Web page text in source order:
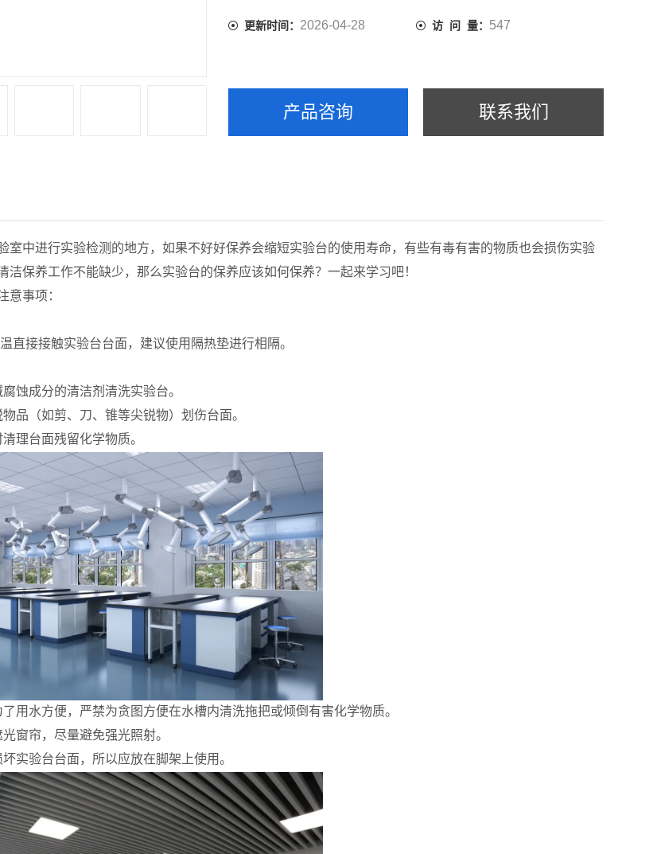
更新时间： 2026-04-28 访 问 量： 547
产品咨询 联系我们
室中进行实验检测的地方，如果不好好保养会缩短实验台的使用寿命，有些有毒有害的物质也会损伤实验
洁保养工作不能缺少，那么实验台的保养应该如何保养？一起来学习吧！
意事项：
直接接触实验台台面，建议使用隔热垫进行相隔。
蚀成分的清洁剂清洗实验台。
品（如剪、刀、锥等尖锐物）划伤台面。
理台面残留化学物质。
用水方便，严禁为贪图方便在水槽内清洗拖把或倾倒有害化学物质。
窗帘，尽量避免强光照射。
实验台台面，所以应放在脚架上使用。